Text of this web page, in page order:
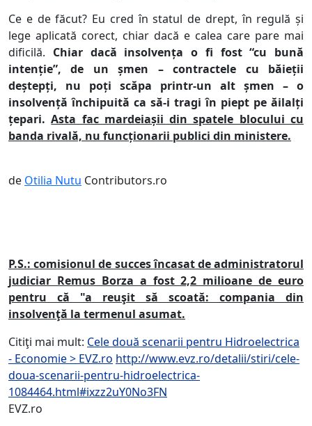
Ce e de făcut? Eu cred în statul de drept, în regulă și
lege aplicată corect, chiar dacă e calea care pare mai
dificilă. Chiar dacă insolvența o fi fost “cu bună
intenție”, de un șmen – contractele cu băieții
deștepți, nu poți scăpa printr-un alt șmen – o
insolvență închipuită ca să-i tragi în piept pe ăilalți
țepari.Asta fac mardeiașii din spatele blocului cu
banda rivală, nu funcționarii publici din ministere.
de Otilia Nutu Contributors.ro
P.S.:comisionul de succes încasat de administratorul
judiciar Remus Borza a fost 2,2 milioane de euro
pentru că "a reuşit să scoată: compania din
insolvenţă la termenul asumat.
Citiţi mai mult: Cele două scenarii pentru Hidroelectrica
- Economie > EVZ.ro http://www.evz.ro/detalii/stiri/cele-
doua-scenarii-pentru-hidroelectrica-
1084464.html#ixzz2uY0No3FN
EVZ.ro